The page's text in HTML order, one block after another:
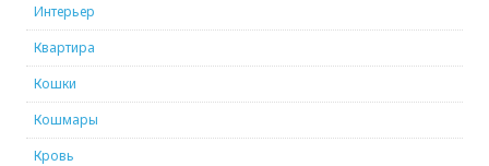
Интерьер
Квартира
Кошки
Кошмары
Кровь